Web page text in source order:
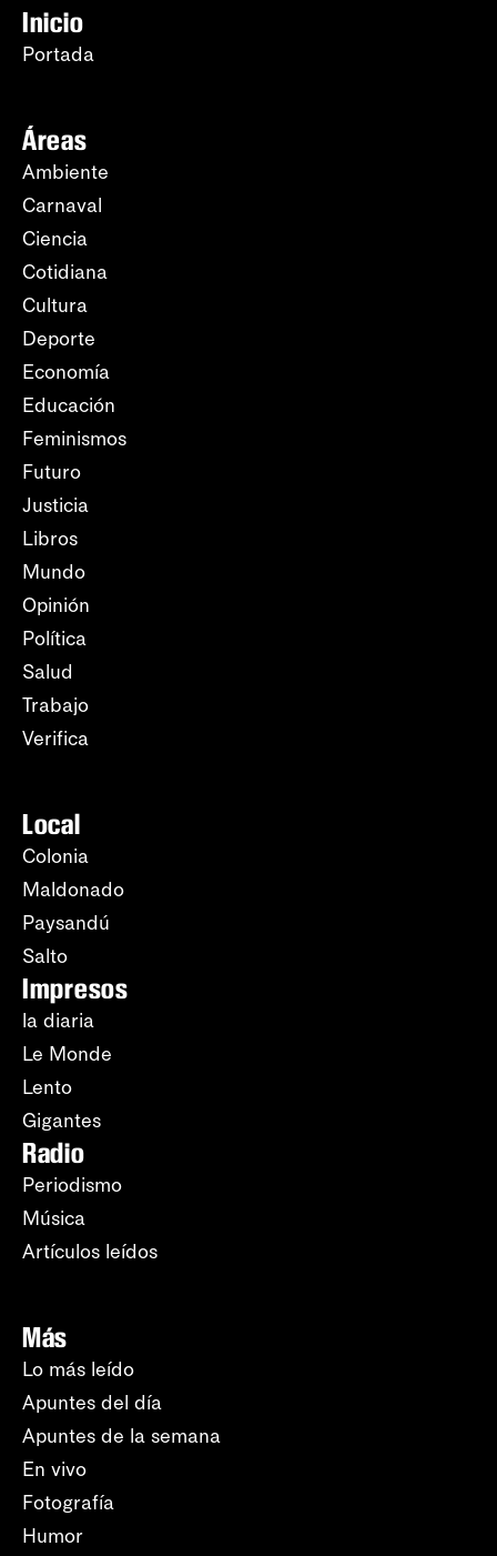
Inicio
Portada
Áreas
Ambiente
Carnaval
Ciencia
Cotidiana
Cultura
Deporte
Economía
Educación
Feminismos
Futuro
Justicia
Libros
Mundo
Opinión
Política
Salud
Trabajo
Verifica
Local
Colonia
Maldonado
Paysandú
Salto
Impresos
la diaria
Le Monde
Lento
Gigantes
Radio
Periodismo
Música
Artículos leídos
Más
Lo más leído
Apuntes del día
Apuntes de la semana
En vivo
Fotografía
Humor